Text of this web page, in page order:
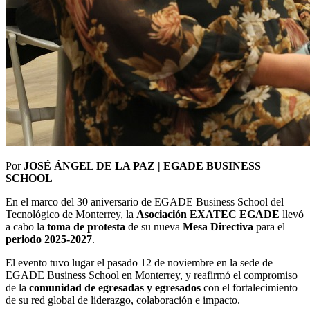
PorJOSÉ ÁNGEL DE LA PAZ | EGADE BUSINESS
SCHOOL
En el marco del 30 aniversario de EGADE Business School del
Tecnológico de Monterrey, la Asociación EXATEC EGADE llevó
a cabo la toma de protesta de su nueva Mesa Directiva para el
periodo 2025-2027.
El evento tuvo lugar el pasado 12 de noviembre en la sede de
EGADE Business School en Monterrey, y reafirmó el compromiso
de la comunidad de egresadas y egresados con el fortalecimiento
de su red global de liderazgo, colaboración e impacto.